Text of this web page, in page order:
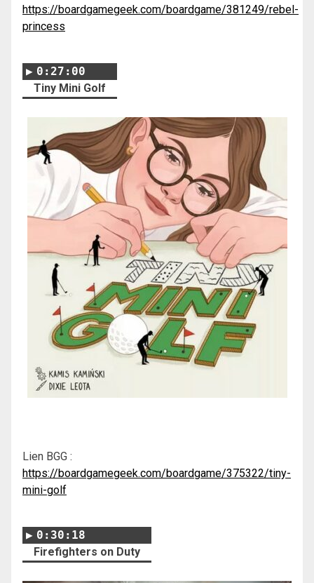
https://boardgamegeek.com/boardgame/381249/rebel-
princess
0:27:00
Tiny Mini Golf
Lien BGG :
https://boardgamegeek.com/boardgame/375322/tiny-
mini-golf
0:30:18
Firefighters on Duty